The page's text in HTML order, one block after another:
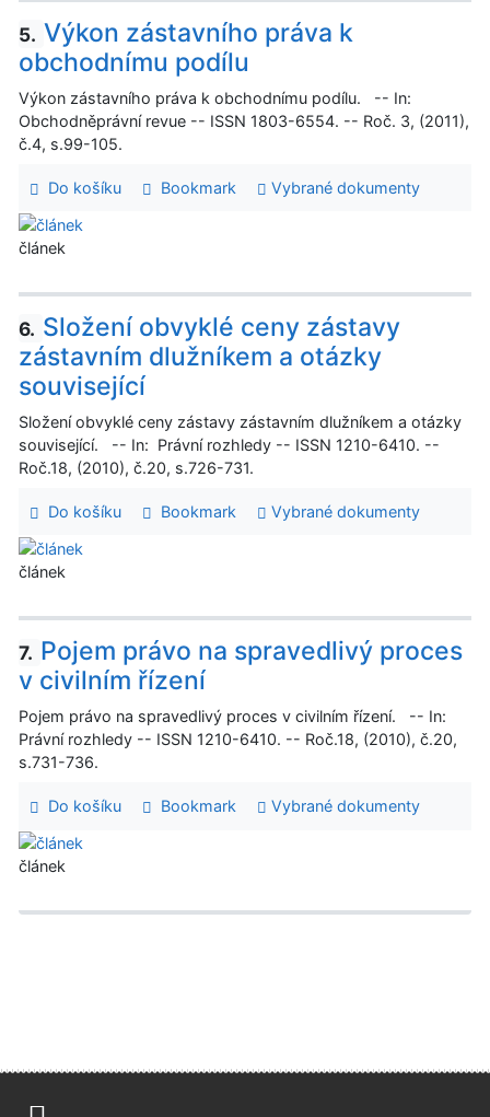
5. Výkon zástavního práva k
obchodnímu podílu
Výkon zástavního práva k obchodnímu podílu. -- In:
Obchodněprávní revue -- ISSN 1803-6554. -- Roč. 3, (2011),
č.4, s.99-105.
Do košíku Bookmark Vybrané dokumenty
článek
6. Složení obvyklé ceny zástavy
zástavním dlužníkem a otázky
související
Složení obvyklé ceny zástavy zástavním dlužníkem a otázky
související. -- In: Právní rozhledy -- ISSN 1210-6410. --
Roč.18, (2010), č.20, s.726-731.
Do košíku Bookmark Vybrané dokumenty
článek
7. Pojem právo na spravedlivý proces
v civilním řízení
Pojem právo na spravedlivý proces v civilním řízení. -- In:
Právní rozhledy -- ISSN 1210-6410. -- Roč.18, (2010), č.20,
s.731-736.
Do košíku Bookmark Vybrané dokumenty
článek